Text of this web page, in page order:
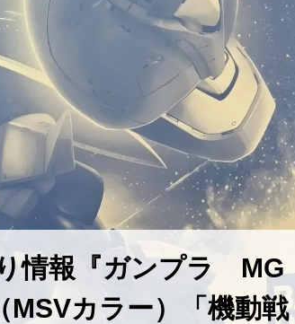
情報『ガンプラ MG
カラー）「機動戦